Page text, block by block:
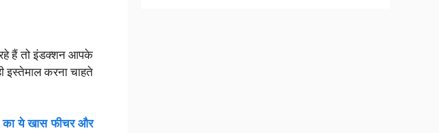
रहे हैं तो इंडक्शन आपके
इस्तेमाल करना चाहते
ये खास फीचर और